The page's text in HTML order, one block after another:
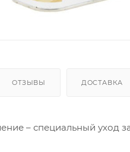
ОТЗЫВЫ ДОСТАВКА
– специальный уход